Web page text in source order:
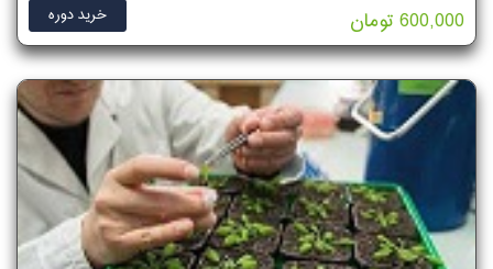
خرید دوره 600,000 تومان